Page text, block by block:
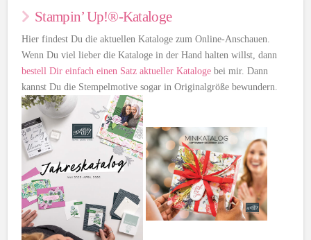
Stampin’ Up!®-Kataloge
Hier findest Du die aktuellen Kataloge zum Online-Anschauen.
Wenn Du viel lieber die Kataloge in der Hand halten willst, dann
bestell Dir einfach einen Satz aktueller Kataloge bei mir. Dann
kannst Du die Stempelmotive sogar in Originalgröße bewundern.